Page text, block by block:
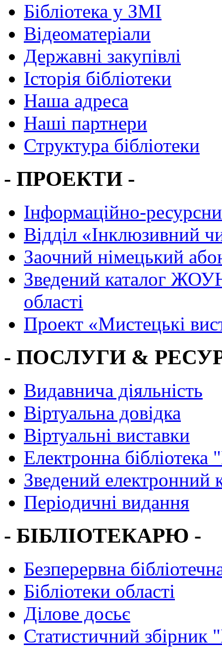
Бібліотека у ЗМІ
Відеоматеріали
Державні закупівлі
Історія бібліотеки
Наша адреса
Наші партнери
Структура бібліотеки
- ПРОЕКТИ -
Інформаційно-
Вiддiл «Інклюзивний
Заочний німецький
Зведений каталог
області
Проект «Мистецькі
- ПОСЛУГИ &
Видавнича діяльність
Віртуальна довідка
Віртуальні виставки
Електронна
Зведений електронний
Періодичні видання
- БІБЛІОТЕКАРЮ -
Безперервна
Бібліотеки області
Ділове досьє
Статистичний